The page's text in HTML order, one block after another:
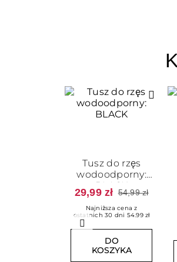
Poprzedni
Tusz do rzęs
wodoodporny:
BLACK
29,99 zł 54,99 zł
Najniższa cena z
ostatnich 30 dni 54.99 zł
DO
KOSZYKA